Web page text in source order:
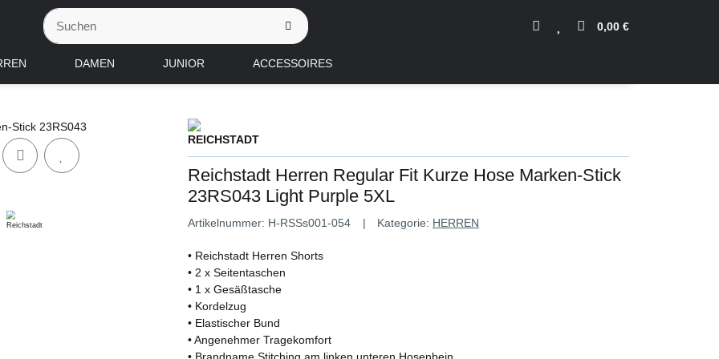
0,00 €
DAMEN JUNIOR ACCESSOIRES
Reichstadt Herren Regular Fit Kurze Hose Marken-Stick
23RS043 Light Purple 5XL
Artikelnummer: H-RSSs001-054 Kategorie: HERREN
• Reichstadt Herren Shorts
• 2 x Seitentaschen
• 1 x Gesäßtasche
• Kordelzug
• Elastischer Bund
• Angenehmer Tragekomfort
• Brandname Stitching am linken unteren Hosenbein